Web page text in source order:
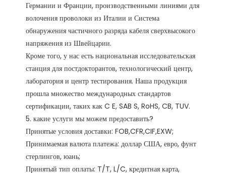
Германии и Франции, производственными линиями для
волочения проволоки из Италии и Система
обнаружения частичного разряда кабеля сверхвысокого
напряжения из Швейцарии.
Кроме того, у нас есть национальная исследовательская
станция для постдокторантов, технологический центр,
лаборатория и центр тестирования. Наша продукция
прошла множество международных стандартов
сертификации, таких как C E, SAB S, RoHS, CB, TUV.
5. какие услуги мы можем предоставить?
Принятые условия доставки: FOB,CFR,CIF,EXW;
Принимаемая валюта платежа: доллар США, евро, фунт
стерлингов, юань;
Принятый тип оплаты: T/T, L/C, кредитная карта,